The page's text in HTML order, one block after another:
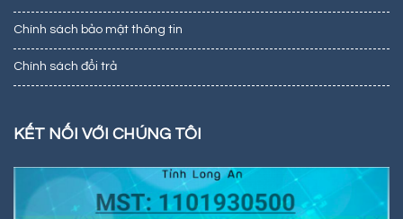
Chính sách bảo mật thông tin
Chính sách đổi trả
KẾT NỐI VỚI CHÚNG TÔI